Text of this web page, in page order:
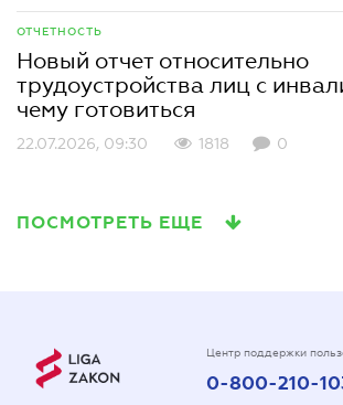
ОТЧЕТНОСТЬ
Новый отчет относительно
трудоустройства лиц с
чему готовиться
22.07.2026, 09:30 1818 0
ПОСМОТРЕТЬ ЕЩЕ
Центр поддержки
0-800-210-